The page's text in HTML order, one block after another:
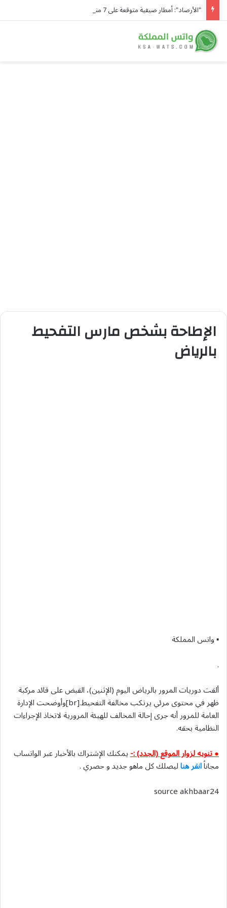
"الأرصاد": أمطار صيفية متوقعة على 7 مناطق
الإطاحة بشخص مارس التفحيط
بالرياض
▪︎ واتس المملكة
.
ألقت دوريات المرور بالرياض اليوم (الإثنين)، القبض على قائد مركبة
ظهر في محتوى مرئي يرتكب مخالفة التفحيط.[br]وأوضحت الإدارة
العامة للمرور أنه جرى إحالة المخالف للهيئة المرورية لاتخاذ الإجراءات
النظامية بحقه.
● تنويه لزوار الموقع (الجدد) :-يمكنك الإشتراك بالأخبار عبر الواتساب
مجاناًانقر هناليصلك كل ماهو جديد و حصري .
source akhbaar24